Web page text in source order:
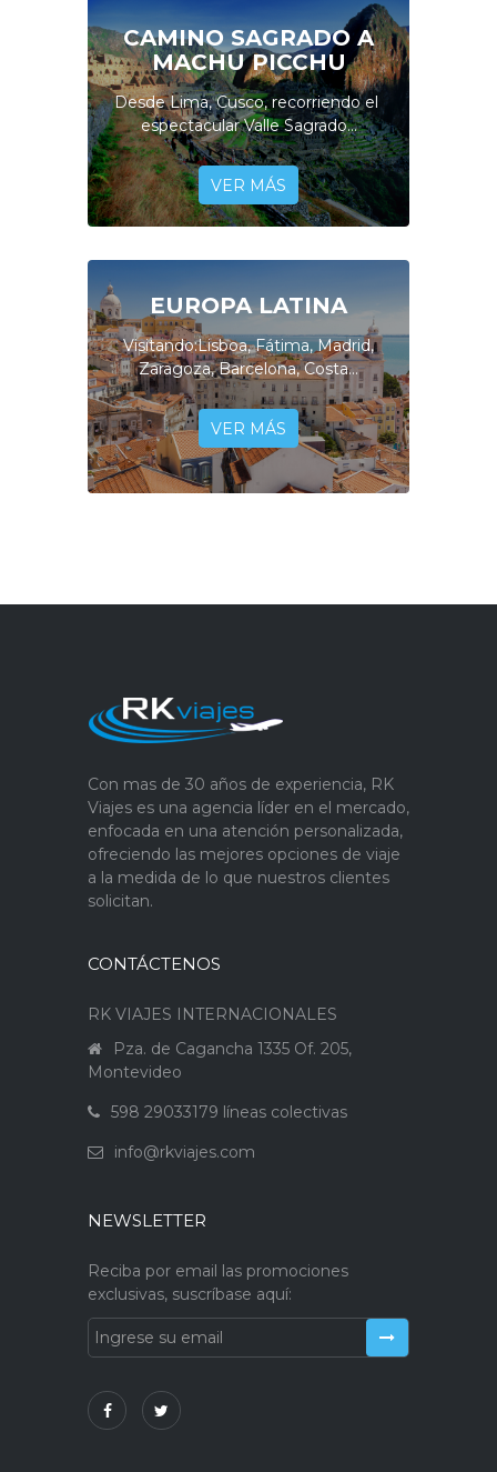
CAMINO SAGRADO A
MACHU PICCHU
Desde Lima, Cusco, recorriendo el
espectacular Valle Sagrado...
VER MÁS
EUROPA LATINA
Visitando:Lisboa, Fátima, Madrid,
Zaragoza, Barcelona, Costa...
VER MÁS
Con mas de 30 años de experiencia, RK
Viajes es una agencia líder en el mercado,
enfocada en una atención personalizada,
ofreciendo las mejores opciones de viaje
a la medida de lo que nuestros clientes
solicitan.
CONTÁCTENOS
RK VIAJES INTERNACIONALES
Pza. de Cagancha 1335 Of. 205,
Montevideo
598 29033179 líneas colectivas
info@rkviajes.com
NEWSLETTER
Reciba por email las promociones
exclusivas, suscríbase aquí: